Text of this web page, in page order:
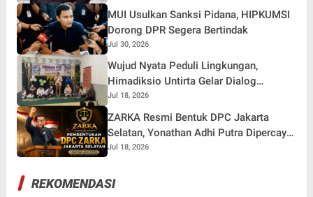
MUI Usulkan Sanksi Pidana, HIPKUMSI
Dorong DPR Segera Bertindak
Jul 30, 2026
Wujud Nyata Peduli Lingkungan,
Himadiksio Untirta Gelar Dialog
Lingkungan "Merawat Bumi dari Desa"
Jul 18, 2026
ZARKA Resmi Bentuk DPC Jakarta
Selatan, Yonathan Adhi Putra Dipercaya
Pimpin Gerakan Kontrol Sosial
Jul 18, 2026
REKOMENDASI